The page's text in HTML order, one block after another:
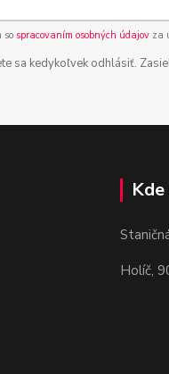
so spracovaním osobných údajovza
sa kedykoľvek odhlásiť.
Holíč,